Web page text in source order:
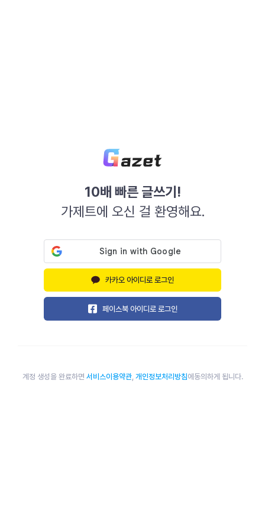
10배 빠른 글쓰기!
가제트에 오신 걸 환영해요.
카카오 아이디로 로그인
페이스북 아이디로 로그인
계정 생성을 완료하면 서비스이용약관, 개인정보처리방침에동의하게 됩니다.